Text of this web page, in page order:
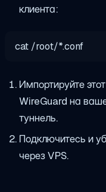
клиента:
cat /root/*.conf
Импортируйте
WireGuard на
туннель.
Подключитесь и
через VPS.